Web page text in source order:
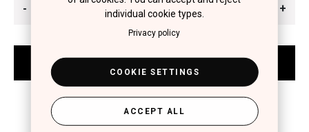
- +
individual cookie types.
Privacy policy
COOKIE SETTINGS
ACCEPT ALL